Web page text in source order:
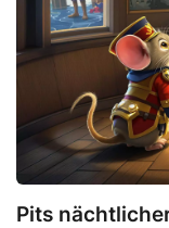
Pits